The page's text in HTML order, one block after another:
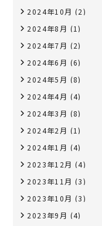
2024年10月 (2)
2024年8月 (1)
2024年7月 (2)
2024年6月 (6)
2024年5月 (8)
2024年4月 (4)
2024年3月 (8)
2024年2月 (1)
2024年1月 (4)
2023年12月 (4)
2023年11月 (3)
2023年10月 (3)
2023年9月 (4)